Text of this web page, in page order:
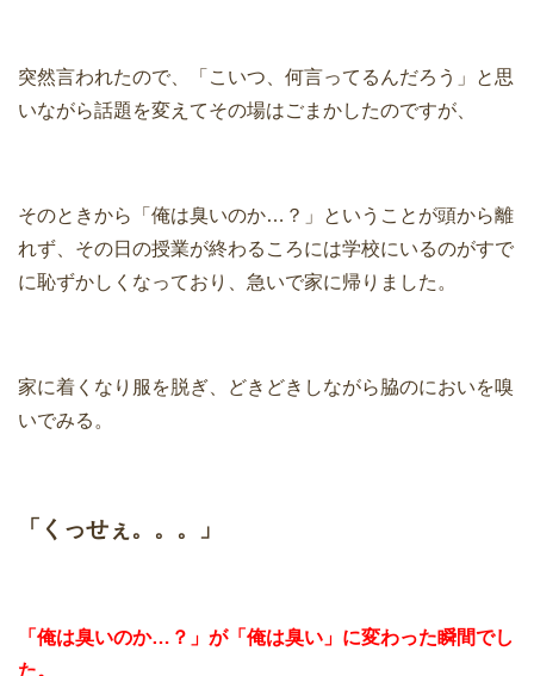
突然言われたので、「こいつ、何言ってるんだろう」と思
いながら話題を変えてその場はごまかしたのですが、
そのときから「俺は臭いのか…？」ということが頭から離
れず、その日の授業が終わるころには学校にいるのがすで
に恥ずかしくなっており、急いで家に帰りました。
家に着くなり服を脱ぎ、どきどきしながら脇のにおいを嗅
いでみる。
「くっせぇ。。。」
「俺は臭いのか…？」が「俺は臭い」に変わった瞬間でし
た。